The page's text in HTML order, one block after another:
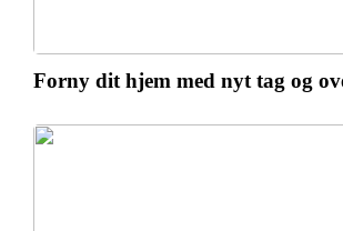
Forny dit hjem med nyt tag og